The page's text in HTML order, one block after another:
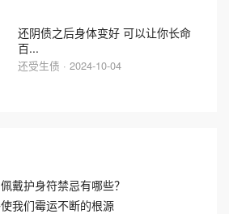
还阴债之后身体变好 可以让你长命
百...
还受生债 · 2024-10-04
戴护身符禁忌有哪些？
我们霉运不断的根源